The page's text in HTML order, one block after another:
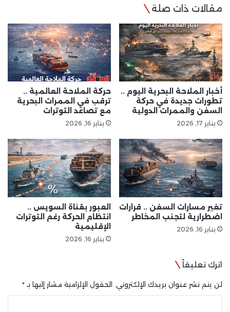
مقالات ذات صلة
أخبار الملاحة البحرية اليوم ..
تطورات جديدة في حركة
السفن والممرات الدولية
يناير 17, 2026
حركة الملاحة العالمية ..
ترقب في الممرات البحرية
مع تصاعد التوترات
يناير 16, 2026
تغير مسارات السفن .. قرارات
اضطرارية لتجنب المخاطر
يناير 16, 2026
العبور بقناة السويس ..
انتظام الحركة رغم التوترات
الإقليمية
يناير 16, 2026
اترك تعليقاً
لن يتم نشر عنوان بريدك الإلكتروني. الحقول الإلزامية مشار إليها بـ *